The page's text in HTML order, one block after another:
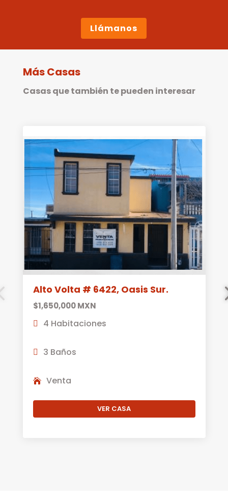
Llámanos
Más Casas
Casas que también te pueden interesar
Alto Volta # 6422, Oasis Sur.
$1,650,000 MXN
4 Habitaciones
3 Baños
Venta
VER CASA